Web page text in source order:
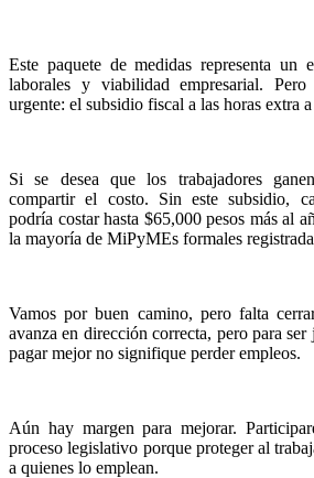
Este paquete de medidas representa un
laborales y viabilidad empresarial.
urgente: el subsidio fiscal a las horas extra
Si se desea que los trabajadores
compartir el costo. Sin este subsidio,
podría costar hasta $65,000 pesos más al
la mayoría de MiPyMEs formales
Vamos por buen camino, pero falta
avanza en dirección correcta, pero para ser
pagar mejor no signifique perder empleos.
Aún hay margen para mejorar.
proceso legislativo porque proteger al
a quienes lo emplean.